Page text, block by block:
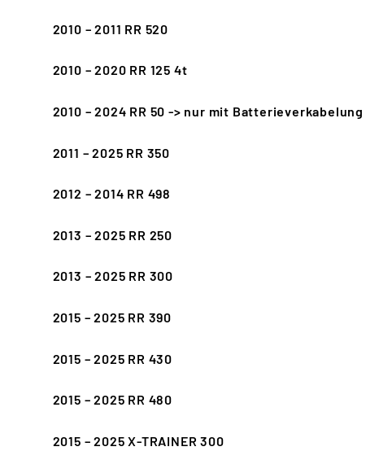
2010 – 2011 RR 520
2010 – 2020 RR 125 4t
2010 – 2024 RR 50 -> nur mit Batterieverkabelung
2011 – 2025 RR 350
2012 – 2014 RR 498
2013 – 2025 RR 250
2013 – 2025 RR 300
2015 – 2025 RR 390
2015 – 2025 RR 430
2015 – 2025 RR 480
2015 – 2025 X-TRAINER 300